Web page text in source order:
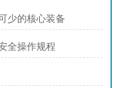
少的核心装备
全操作规程